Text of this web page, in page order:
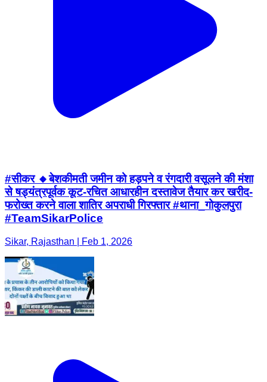
#सीकर 🔸बेशकीमती जमीन को हड़पने व रंगदारी वसूलने की मंशा
से षड्यंत्रपूर्वक कूट-रचित आधारहीन दस्तावेज तैयार कर खरीद-
फरोख्त करने वाला शातिर अपराधी गिरफ्तार #थाना_गोकुलपुरा
#TeamSikarPolice
Sikar, Rajasthan | Feb 1, 2026